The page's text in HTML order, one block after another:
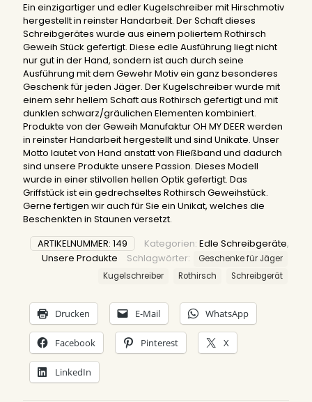
Ein einzigartiger und edler Kugelschreiber mit Hirschmotiv
hergestellt in reinster Handarbeit. Der Schaft dieses
Schreibgerätes wurde aus einem poliertem Rothirsch
Geweih Stück gefertigt. Diese edle Ausführung liegt nicht
nur gut in der Hand, sondern ist auch durch seine
Ausführung mit dem Gewehr Motiv ein ganz besonderes
Geschenk für jeden Jäger. Der Kugelschreiber wurde mit
einem sehr hellem Schaft aus Rothirsch gefertigt und mit
dunklen schwarz/gräulichen Elementen kombiniert.
Produkte von der Geweih Manufaktur OH MY DEER werden
in reinster Handarbeit hergestellt und sind Unikate. Unser
Motto lautet von Hand anstatt von Fließband und dadurch
sind unsere Produkte unsere Passion. Dieses Modell
wurde in einer stilvollen hellen Optik gefertigt. Das
Griffstück ist ein gedrechseltes Rothirsch Geweihstück.
Gerne fertigen wir auch für Sie ein Unikat, welches die
Beschenkten in Staunen versetzt.
ARTIKELNUMMER: 149 Kategorien: Edle Schreibgeräte,
Unsere Produkte
Schlagwörter:
Geschenke für Jäger
Kugelschreiber
Rothirsch Schreibgerät
Drucken E-Mail WhatsApp
Facebook Pinterest X
LinkedIn